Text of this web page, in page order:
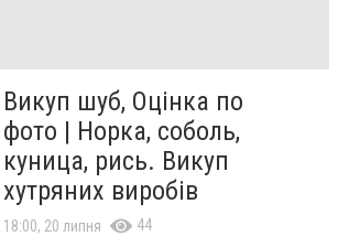
Викуп шуб, Оцінка по
фото | Норка, соболь,
куница, рись. Викуп
хутряних виробів
18:00, 20 липня 44